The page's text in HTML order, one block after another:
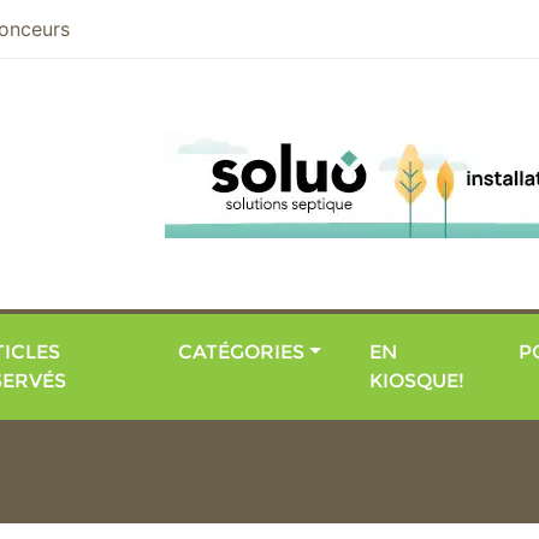
CATÉGORIES
EN
KIOSQUE!